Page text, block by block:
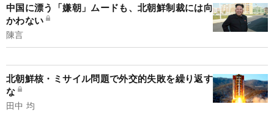
中国に漂う「嫌朝」ムードも、北朝鮮制裁には向
かわない
陳言
北朝鮮核・ミサイル問題で外交的失敗を繰り返す
な
田中 均